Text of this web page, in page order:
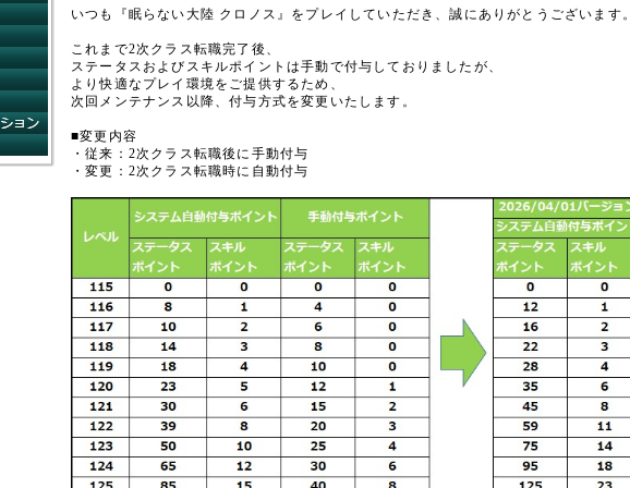
コンビニショップ
コミュニティ
ネットカフェ
FAQ
運営方針
いつも『眠らない大陸 クロノス』をプレイしていただき、誠にありがとうございます。
これまで2次クラス転職完了後、
ステータスおよびスキルポイントは手動で付与しておりましたが、
より快適なプレイ環境をご提供するため、
次回メンテナンス以降、付与方式を変更いたします。
■変更内容
・従来：2次クラス転職後に手動付与
・変更：2次クラス転職時に自動付与